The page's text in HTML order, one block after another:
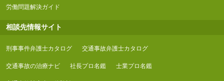
労働問題解決ガイド
相談先情報サイト
刑事事件弁護士カタログ 交通事故弁護士カタログ
交通事故の治療ナビ 社長プロ名鑑 士業プロ名鑑